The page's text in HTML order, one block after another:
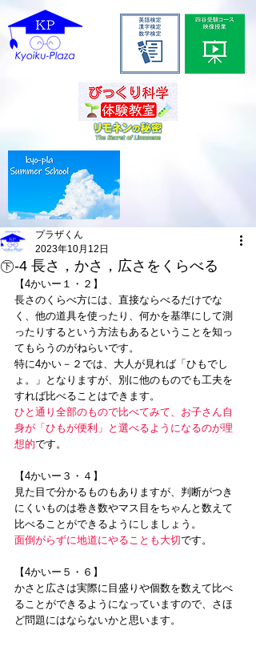
㊦-4 長さ，かさ，広さをくらべる
プラザくん
2023年10月12日
【4かいー１・２】
長さのくらべ方には、直接ならべるだけでな
く、他の道具を使ったり、何かを基準にして測
ったりするという方法もあるということを知っ
てもらうのがねらいです。
特に4かい－２では、大人が見れば「ひもでし
ょ。」となりますが、別に他のものでも工夫を
すれば比べることはできます。
ひと通り全部のもので比べてみて、お子さん自
身が「ひもが便利」と選べるようになるのが理
想的です。
【4かいー３・４】
見た目で分かるものもありますが、判断がつき
にくいものは巻き数やマス目をちゃんと数えて
比べることができるようにしましょう。
面倒がらずに地道にやることも大切です。
【4かいー５・６】
かさと広さは実際に目盛りや個数を数えて比べ
ることができるようになっていますので、さほ
ど問題にはならないかと思います。